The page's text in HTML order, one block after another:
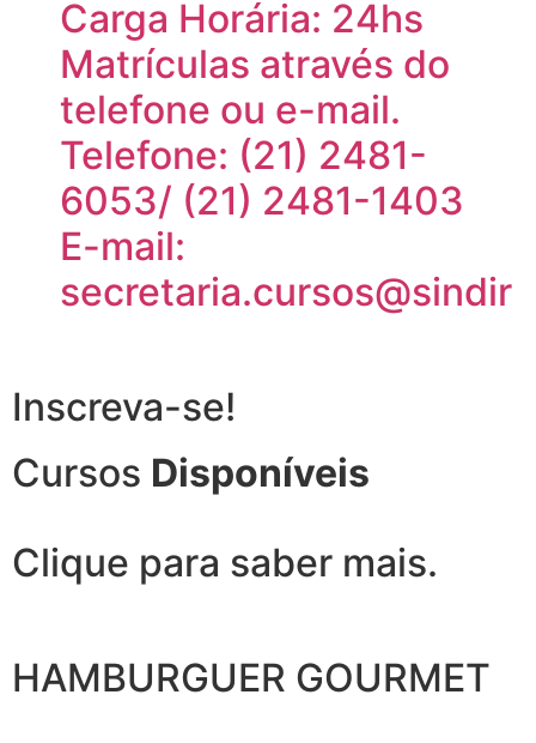
Carga Horária: 24hs
Matrículas através do
telefone ou e-mail.
Telefone: (21) 2481-
6053/ (21) 2481-1403
E-mail:
Inscreva-se!
Cursos Disponíveis
Clique para saber mais.
HAMBURGUER GOURMET